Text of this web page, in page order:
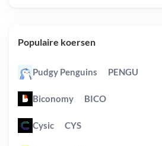
Populaire koersen
Pudgy Penguins PENGU
Biconomy BICO
Cysic CYS